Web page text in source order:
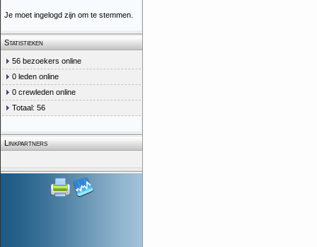
Je moet ingelogd zijn om te stemmen.
Statistieken
56 bezoekers online
0 leden online
0 crewleden online
Totaal: 56
Linkpartners